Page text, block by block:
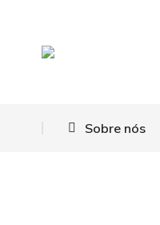
Sobre nós